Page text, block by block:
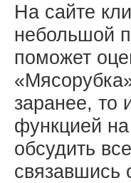
На сайте
небольшой
поможет
заранее, то
функцией на
обсудить
связавшись